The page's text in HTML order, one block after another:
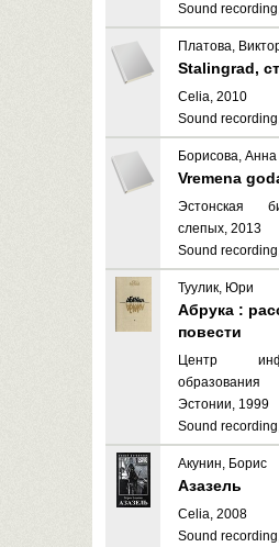
Sound
Платова,
Stalingrad,
Celia, 2010
Sound
Борисова, Анна
Vremena
Эстонская
слепых, 2013
Sound
Туулик, Юри
Абрука :
повести
Центр
Эстонии, 1999
Sound
Акунин, Борис
Азазель
Celia, 2008
Sound